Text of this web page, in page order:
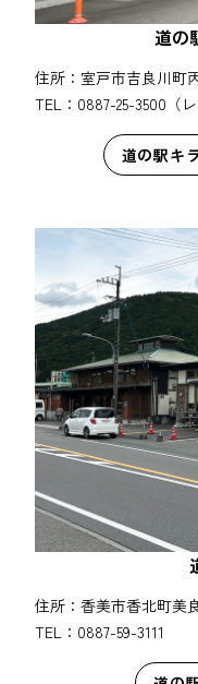
道の
住所：室戸市吉良川町
TEL：0887-25-3500（レ
道の駅キ
住所：香美市香北町美
TEL：0887-59-3111